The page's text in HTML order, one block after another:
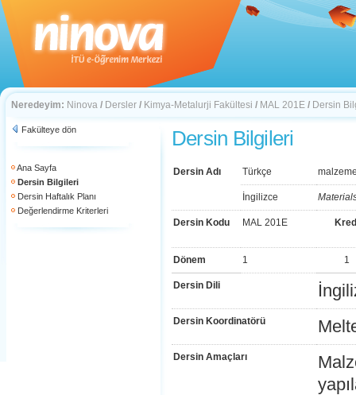
Neredeyim: Ninova / Dersler / Kimya-Metalurji Fakültesi / MAL 201E / Dersin
Fakülteye dön
Ana Sayfa
Dersin Bilgileri
Dersin Haftalık Planı
Değerlendirme Kriterleri
Dersin Bilgileri
Dersin Adı Türkçe
İngilizce
Dersin Kodu MAL 201E
Dönem 1 1
Dersin Dili
Dersin Koordinatörü
Dersin Amaçları